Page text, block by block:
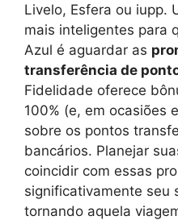
Livelo, Esfera ou iupp.
mais inteligentes para
Azul é aguardar as
transferência de
Fidelidade oferece
100% (e, em ocasiões
sobre os pontos
bancários. Planejar
coincidir com essas
significativamente seu
tornando aquela